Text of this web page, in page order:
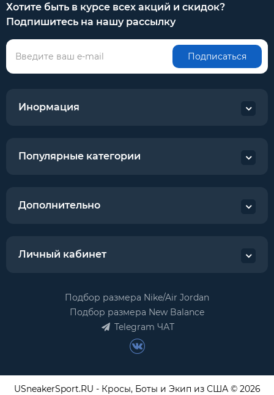
Хотите быть в курсе всех акций и скидок?
Подпишитесь на нашу рассылку
Подписаться
Инормация
Популярные категории
Дополнительно
Личный кабинет
Подбор размера Nike/Air Jordan
Подбор размера New Balance
Telegram ЧАТ
USneakerSport.RU - Кросы, Боты и Экип из США © 2026